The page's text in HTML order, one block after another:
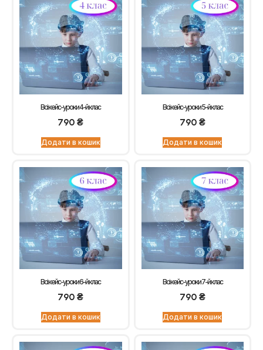
Всі кейс-уроки 4-й клас
790₴
Додати в кошик
Всі кейс-уроки 5-й клас
790 ₴
Додати в кошик
Всі кейс-уроки 6-й клас
790₴
Додати в кошик
Всі кейс-уроки 7-й клас
790 ₴
Додати в кошик